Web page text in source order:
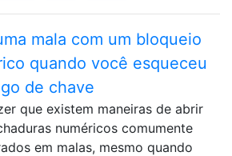
mala com um bloqueio
quando você esqueceu
de chave
que existem maneiras de abrir
numéricos comumente
em malas, mesmo quando